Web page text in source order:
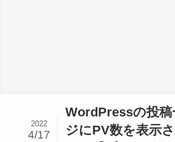
WordPressの投稿
ジにPV数を表示
2022
4/17